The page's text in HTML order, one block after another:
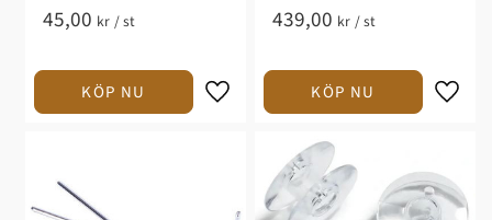
45,00 kr /st 439,00 kr /st